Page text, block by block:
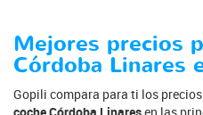
Mejores precios
Córdoba Linares
Gopili compara para ti los